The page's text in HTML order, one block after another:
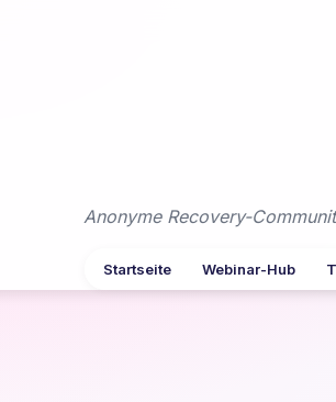
Anonyme Recovery-
Startseite Webinar-Hub